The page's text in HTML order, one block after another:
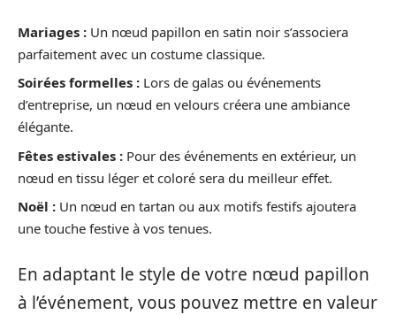
Mariages : Un nœud papillon en satin noir s’associera
parfaitement avec un costume classique.
Soirées formelles : Lors de galas ou événements
d’entreprise, un nœud en velours créera une ambiance
élégante.
Fêtes estivales : Pour des événements en extérieur, un
nœud en tissu léger et coloré sera du meilleur effet.
Noël : Un nœud en tartan ou aux motifs festifs ajoutera
une touche festive à vos tenues.
En adaptant le style de votre nœud papillon
à l’événement, vous pouvez mettre en valeur